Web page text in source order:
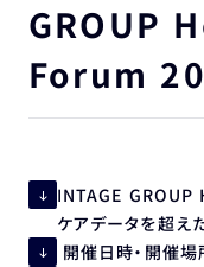
GROUP
Forum
INTAGE
ケアデータを超え
開催日時・開催場